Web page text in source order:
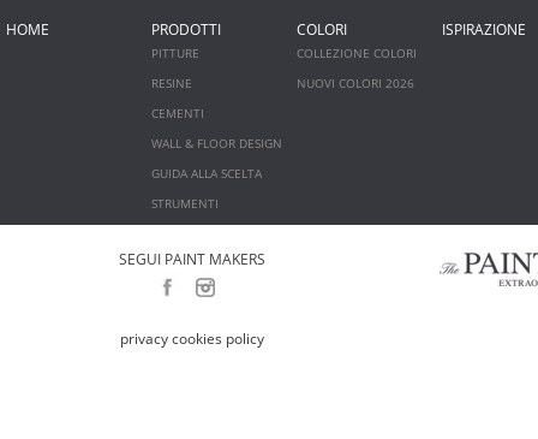
HOME PRODOTTI
PITTURE
RESINE
CEMENTI
WALL & FLOOR DESIGN
GUIDA ALLA SCELTA
STRUMENTI
COLORI
COLLEZIONE COLORI
NUOVI COLORI 2026
ISPIRAZIONE
SEGUI PAINT MAKERS
privacy cookies policy